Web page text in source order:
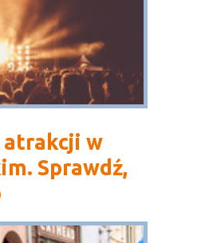
atrakcji w
Sprawdź,